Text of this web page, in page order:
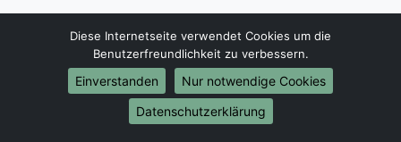
Europa-Umzüge
Umzug von Leverkusen nach Belarus
Diese Internetseite verwendet Cookies um die
Benutzerfreundlichkeit zu verbessern.
Einverstanden
Nur notwendige Cookies
Datenschutzerklärung